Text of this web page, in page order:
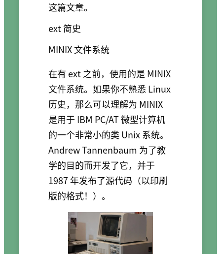
这篇文章。
ext 简史
MINIX 文件系统
在有 ext 之前，使用的是 MINIX
文件系统。如果你不熟悉 Linux
历史，那么可以理解为 MINIX
是用于 IBM PC/AT 微型计算机
的一个非常小的类 Unix 系统。
Andrew Tannenbaum 为了教
学的目的而开发了它，并于
1987 年发布了源代码（以印刷
版的格式！）。